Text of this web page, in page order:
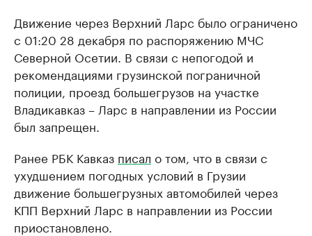
Движение через Верхний Ларс было ограничено
с 01:20 28 декабря по распоряжению МЧС
Северной Осетии. В связи с непогодой и
рекомендациями грузинской пограничной
полиции, проезд большегрузов на участке
Владикавказ – Ларс в направлении из России
был запрещен.
Ранее РБК Кавказ писал о том, что в связи с
ухудшением погодных условий в Грузии
движение большегрузных автомобилей через
КПП Верхний Ларс в направлении из России
приостановлено.